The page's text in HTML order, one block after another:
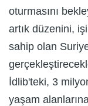
oturmasını
artık düzenini,
sahip olan
İdlib'teki, 3
yaşam